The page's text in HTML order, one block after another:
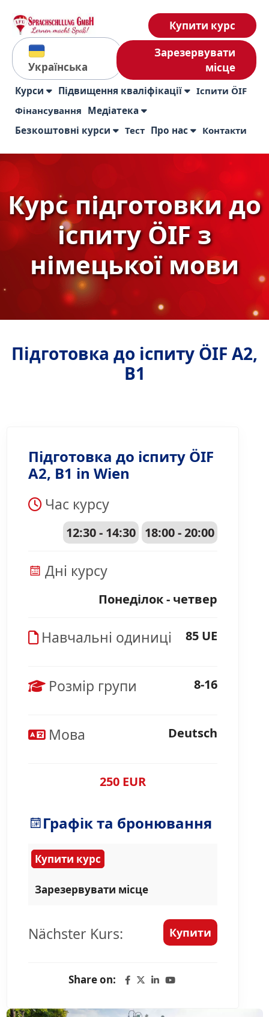
Українська
Купити курс
Зарезервувати
місце
Курси Підвищення кваліфікації
Іспити ÖIF
Фінансування Медіатека
Безкоштовні курси
Тест Про нас Контакти
Курс підготовки до
іспиту ÖIF з
німецької мови
Підготовка до іспиту ÖIF A2,
B1
Підготовка до іспиту ÖIF
A2, B1 in Wien
Час курсу
12:30 - 14:30 18:00 - 20:00
Дні курсу
Понеділок - четвер
Навчальні одиниці 85 UE
Розмір групи 8-16
Мова Deutsch
250 EUR
Графік та бронювання
Купити курс
Зарезервувати місце
Nächster Kurs: Купити
Share on: